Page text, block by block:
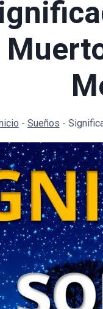
- Sueños -